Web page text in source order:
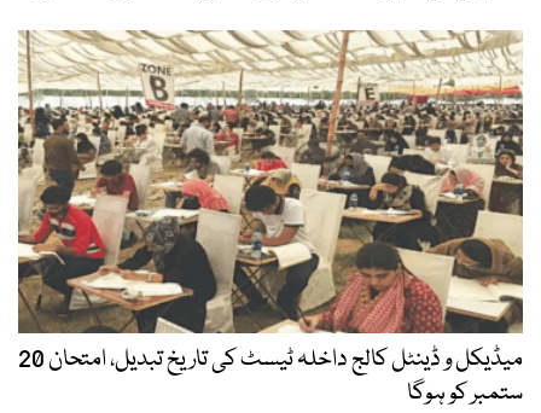
میڈیکل و ڈینٹل کالج داخلہ ٹیسٹ کی تاریخ تبدیل، امتحان 20
ستمبر کو ہوگا